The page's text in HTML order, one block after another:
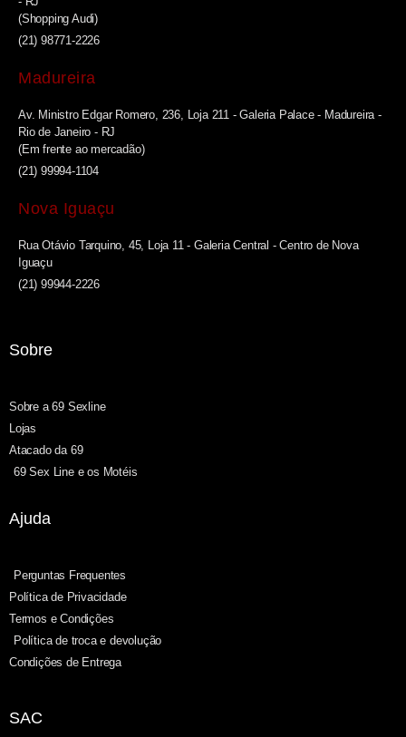
(Shopping Audi)
(21) 98771-2226
Madureira
Av. Ministro Edgar Romero, 236, Loja 211 - Galeria Palace - Madureira -
Rio de Janeiro - RJ
(Em frente ao mercadão)
(21) 99994-1104
Nova Iguaçu
Rua Otávio Tarquino, 45, Loja 11 - Galeria Central - Centro de Nova
Iguaçu
(21) 99944-2226
Sobre
Sobre a 69 Sexline
Lojas
Atacado da 69
69 Sex Line e os Motéis
Ajuda
Perguntas Frequentes
Política de Privacidade
Termos e Condições
Política de troca e devolução
Condições de Entrega
SAC